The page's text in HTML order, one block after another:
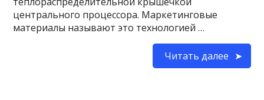
центрального процессора. Маркетинговые
материалы называют это технологией …
Читать далее